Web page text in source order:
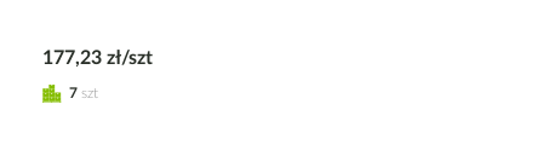
177,23 zł/szt
7 szt